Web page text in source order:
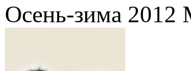
Осень-зима 2012